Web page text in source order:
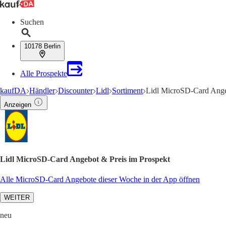
Suchen
10178 Berlin
Alle Prospekte
kaufDA Händler Discounter Lidl Sortiment Lidl MicroSD-Card
Anzeigen
Lidl MicroSD-Card Angebot & Preis im Prospekt
Alle MicroSD-Card Angebote dieser Woche in der App öffnen
WEITER
neu